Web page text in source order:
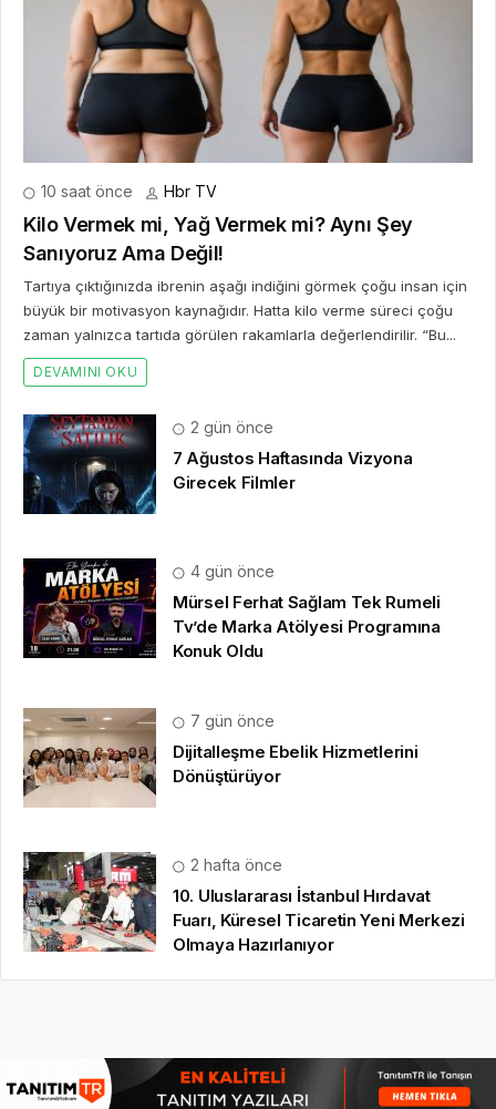
10 saat önce Hbr TV
Kilo Vermek mi, Yağ Vermek mi? Aynı Şey
Sanıyoruz Ama Değil!
Tartıya çıktığınızda ibrenin aşağı indiğini görmek çoğu insan için
büyük bir motivasyon kaynağıdır. Hatta kilo verme süreci çoğu
zaman yalnızca tartıda görülen rakamlarla değerlendirilir. “Bu...
DEVAMINI OKU
2 gün önce
7 Ağustos Haftasında Vizyona
Girecek Filmler
4 gün önce
Mürsel Ferhat Sağlam Tek Rumeli
Tv’de Marka Atölyesi Programına
Konuk Oldu
7 gün önce
Dijitalleşme Ebelik Hizmetlerini
Dönüştürüyor
2 hafta önce
10. Uluslararası İstanbul Hırdavat
Fuarı, Küresel Ticaretin Yeni Merkezi
Olmaya Hazırlanıyor